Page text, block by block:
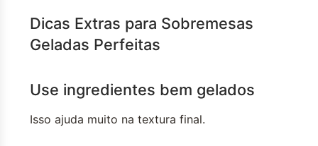
Dicas Extras para Sobremesas
Geladas Perfeitas
Use ingredientes bem gelados
Isso ajuda muito na textura final.